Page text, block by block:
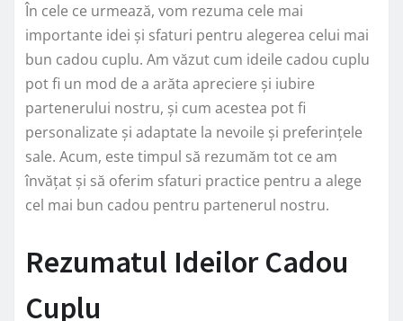
În cele ce urmează, vom rezuma cele mai
importante idei și sfaturi pentru alegerea celui mai
bun cadou cuplu. Am văzut cum ideile cadou cuplu
pot fi un mod de a arăta apreciere și iubire
partenerului nostru, și cum acestea pot fi
personalizate și adaptate la nevoile și preferințele
sale. Acum, este timpul să rezumăm tot ce am
învățat și să oferim sfaturi practice pentru a alege
cel mai bun cadou pentru partenerul nostru.
Rezumatul Ideilor Cadou
Cuplu